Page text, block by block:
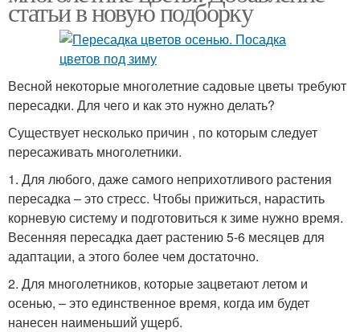
статьи в новую подборку
Весной некоторые многолетние садовые цветы требуют
пересадки. Для чего и как это нужно делать?
Существует несколько причин , по которым следует
пересаживать многолетники.
1. Для любого, даже самого неприхотливого растения
пересадка – это стресс. Чтобы прижиться, нарастить
корневую систему и подготовиться к зиме нужно время.
Весенняя пересадка дает растению 5-6 месяцев для
адаптации, а этого более чем достаточно.
2. Для многолетников, которые зацветают летом и
осенью, – это единственное время, когда им будет
нанесен наименьший ущерб.